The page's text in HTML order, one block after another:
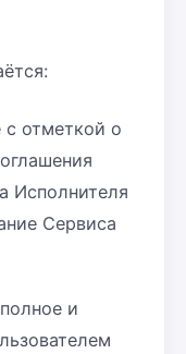
с отметкой о
Исполнителя
Сервиса
и